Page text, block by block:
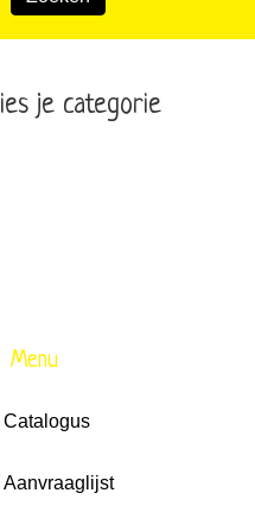
Kies je categorie
Menu
Catalogus
Aanvraaglijst